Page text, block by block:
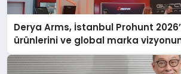
Derya Arms, İstanbul Prohunt
ürünlerini ve global marka